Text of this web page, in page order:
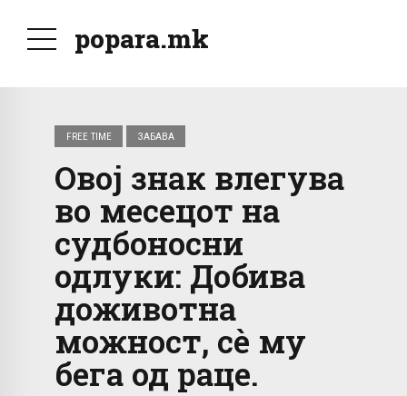
popara.mk
FREE TIME ЗАБАВА
Овој знак влегува
во месецот на
судбоносни
одлуки: Добива
доживотна
можност, сè му
бега од раце.